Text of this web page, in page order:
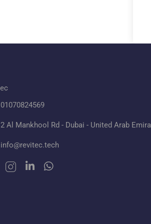
01070824569
2 Al Mankhool Rd - Dubai - United Arab
info@revitec.tech